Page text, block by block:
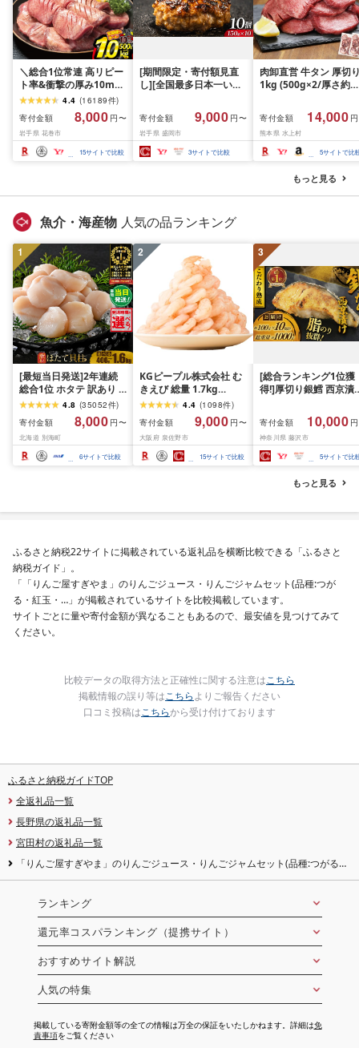
＼総合1位常連 高リピー
ト率&衝撃の厚み10mm
厚切り牛タン 塩味/ ≪ス
ピード発送!!10営業日以
内発送≫ 選べる内容量
500g / 1kg 定期便 毎月
届く 牛肉 肉 BBQ ふるさ
と 人気 ランキング 岩手
4.4 (16189件)
寄付金額
8,000 円〜
岩手県 花巻市
15サイトで比較
[期間限定・寄付額見直
し][全国最多日本一いわ
1.5kg(150g×10個) いわ
て牛 × 岩中豚 ハンバー
グ 合挽き 合い挽き 黒毛
和牛 人気 冷凍 個包装 小
分け 冷凍 牛肉 豚肉 和牛
お弁当 hannba-gu ラン
手県 盛岡市 東北 岩手 盛
寄付金額 9,000 円〜
岩手県 盛岡市
3サイトで比較
肉卸直営 牛タン 厚切
1kg (500g×2/厚さ約
牛肉 焼肉 冷凍 スライ
業務用 バーベキュー
BBQ おつまみ ギフト
祝い お中元 夏ギフト
寄付金額 14,000
熊本県 水上村
5サイトで比
もっと見る
魚介・海産物 人気の品ランキング
1
[最短当日発送]2年連続
総合1位 ホタテ 訳あり (
ふるさと納税 ほたて ふ
るさと納税 訳あり 帆立
ふるさと わけあり ホタ
テ貝柱 貝 人気 不揃い 刺
身 規格外 魚介 ランキン
グ 海鮮 冷凍 発送時期が
4.8 (35052件)
寄付金額
8,000 円〜
北海道 別海町
6サイトで比較
2
KGピープル株式会社 む
きえび 総量 1.7kg
(850g×2P) 特大 5Lサイ
ズ バナメイエビ バラ凍
結 下処理不要 サイズ不
揃い 訳あり
4.4 (1098件)
寄付金額
9,000 円〜
大阪府 泉佐野市
15サイトで比較
3
[総合ランキング1位獲
得!]厚切り銀鱈 西京漬
約 1,000g (約 100g ×
切) 西京味噌 西京みそ
噌漬け みそ 味噌 鮮魚
介 銀だら 銀ダラ ギン
ラ ぎんだら 鱈 タラ 魚
西京焼き 西京漬 西京
き 冷凍 厳選 鮮魚 漬け
礼品 おかず おつまみ
南 藤沢
寄付金額 10,000
神奈川県 藤沢市
5サイトで比
もっと見る
ふるさと納税22サイトに掲載されている返礼品を横断比較できる「ふるさと
納税ガイド」。
「「りんご屋すぎやま」のりんごジュース・りんごジャムセット(品種:つが
る・紅玉・…」が掲載されているサイトを比較掲載しています。
サイトごとに量や寄付金額が異なることもあるので、最安値を見つけてみて
ください。
比較データの取得方法と正確性に関する注意はこちら
掲載情報の誤り等はこちらよりご報告ください
口コミ投稿はこちらから受け付けております
ふるさと納税ガイドTOP
全返礼品一覧
長野県の返礼品一覧
宮田村の返礼品一覧
「りんご屋すぎやま」のりんごジュース・りんごジャムセット(品種:つがる・
ランキング
還元率コスパランキング（提携サイト）
おすすめサイト解説
人気の特集
掲載している寄附金額等の全ての情報は万全の保証をいたしかねます。詳細は免
責事項をご覧ください